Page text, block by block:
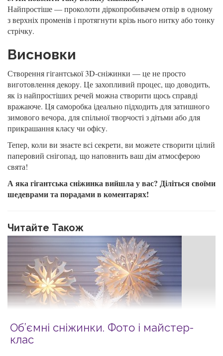
Найпростіше — проколоти діркопробивачем отвір в одному
з верхніх променів і протягнути крізь нього нитку або тонку
стрічку.
Висновки
Створення гігантської 3D-сніжинки — це не просто
виготовлення декору. Це захопливий процес, що доводить,
як із найпростіших речей можна створити щось справді
вражаюче. Ця саморобка ідеально підходить для затишного
зимового вечора, для спільної творчості з дітьми або для
прикрашання класу чи офісу.
Тепер, коли ви знаєте всі секрети, ви можете створити цілий
паперовий снігопад, що наповнить ваш дім атмосферою
свята!
А яка гігантська сніжинка вийшла у вас? Діліться своїми
шедеврами та порадами в коментарях!
Читайте Також
Об’ємні сніжинки. Фото і майcтер-
клас